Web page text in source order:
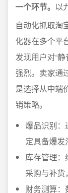
一个环节。 以
自动化抓取淘
化器在多个平
发现用户对“静
强烈。卖家通
是选择从中端
销策略。
爆品识别：
定具备爆发
库存管理
采购与补货
财务测算